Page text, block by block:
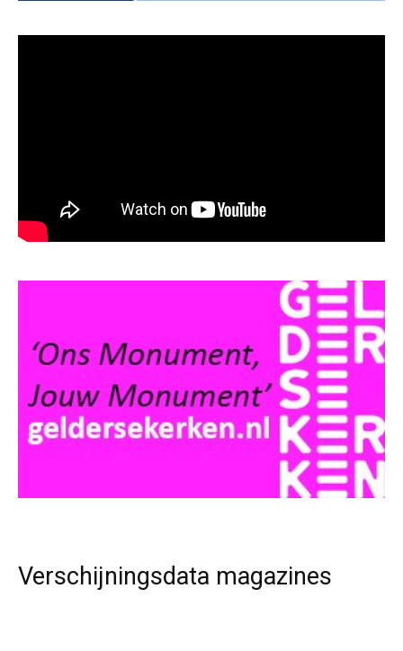
Verschijningsdata magazines